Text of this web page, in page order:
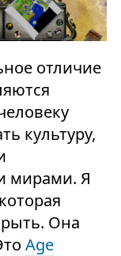
отличие
культуру,
мирами. Я
Она
Age